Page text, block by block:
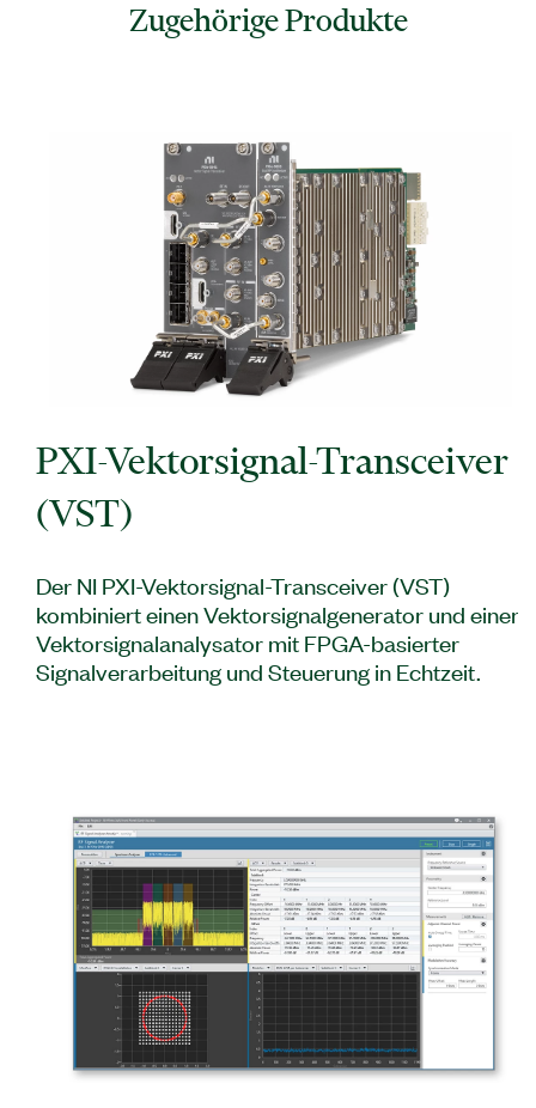
Zugehörige Produkte
PXI-Vektorsignal-Transceiver
(VST)
Der NI PXI-Vektorsignal-Transceiver (VST)
kombiniert einen Vektorsignalgenerator und einen
Vektorsignalanalysator mit FPGA-basierter
Signalverarbeitung und Steuerung in Echtzeit.